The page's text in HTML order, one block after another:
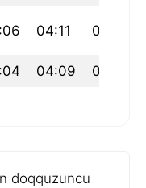
04:11 05:55
04:09 05:53
doqquzuncu